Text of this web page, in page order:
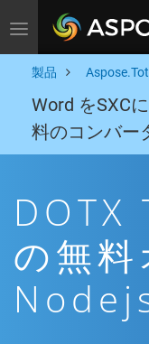
Toggle navigation
製品
Word をSXC
料のコンバー
DOTX
の無